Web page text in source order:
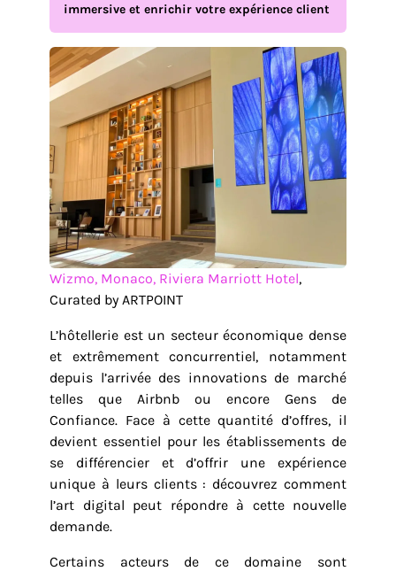
immersive et enrichir votre expérience client
Wizmo, Monaco, Riviera Marriott Hotel,
Curated by ARTPOINT
L’hôtellerie est un secteur économique dense
et extrêmement concurrentiel, notamment
depuis l’arrivée des innovations de marché
telles que Airbnb ou encore Gens de
Confiance. Face à cette quantité d’offres, il
devient essentiel pour les établissements de
se différencier et d’offrir une expérience
unique à leurs clients : découvrez comment
l’art digital peut répondre à cette nouvelle
demande.
Certains acteurs de ce domaine sont